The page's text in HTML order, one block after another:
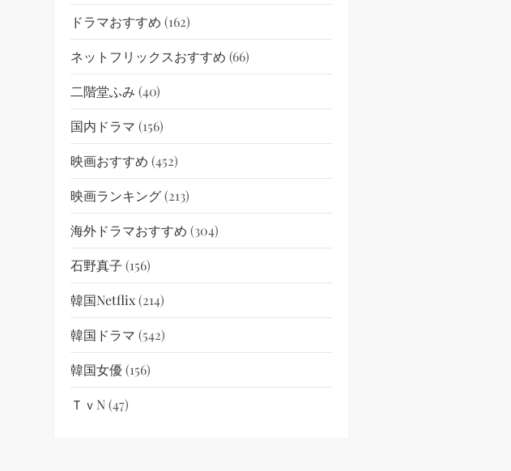
ドラマおすすめ (162)
ネットフリックスおすすめ (66)
二階堂ふみ (40)
国内ドラマ (156)
映画おすすめ (452)
映画ランキング(213)
海外ドラマおすすめ (304)
石野真子 (156)
韓国netflix(214)
韓国ドラマ (542)
韓国女優(156)
ＴｖN(47)